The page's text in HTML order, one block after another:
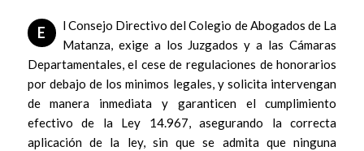
E
l Consejo Directivo del Colegio de Abogados de La
Matanza, exige a los Juzgados y a las Cámaras
Departamentales, el cese de regulaciones de honorarios
por debajo de los minimos legales, y solicita intervengan
de manera inmediata y garanticen el cumplimiento
efectivo de la Ley 14.967, asegurando la correcta
aplicación de la ley, sin que se admita que ninguna